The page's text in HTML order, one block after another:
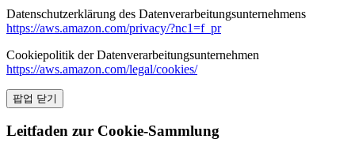
Datenschutzerklärung des Datenverarbeitungsunternehmens
https://aws.amazon.com/privacy/?nc1=f_pr
Cookiepolitik der Datenverarbeitungsunternehmen
https://aws.amazon.com/legal/cookies/
팝업 닫기
Leitfaden zur Cookie-Sammlung